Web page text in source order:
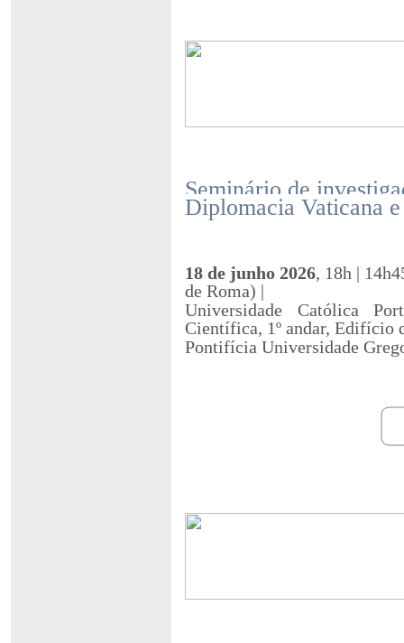
Seminário de
Diplomacia Vaticana
18 de junho 2026, 18h |
de Roma) |
Universidade Católica
Científica, 1º andar,
Pontifícia Universidade